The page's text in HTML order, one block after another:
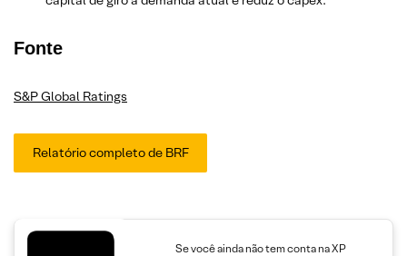
Fonte
S&P Global Ratings
Relatório completo de BRF
Se você ainda não tem conta na XP